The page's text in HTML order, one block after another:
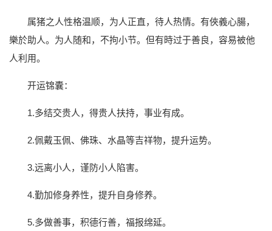
属猪之人性格温顺，为人正直，待人热情。有俠義心腸，
樂於助人。为人随和，不拘小节。但有時过于善良，容易被他
人利用。
开运锦囊：
1.多结交贵人，得贵人扶持，事业有成。
2.佩戴玉佩、佛珠、水晶等吉祥物，提升运势。
3.远离小人，谨防小人陷害。
4.勤加修身养性，提升自身修养。
5.多做善事，积德行善，福报绵延。